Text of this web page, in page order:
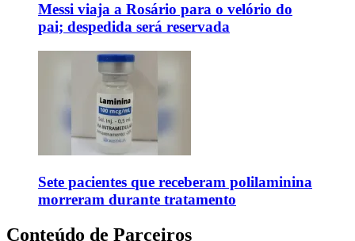
Messi viaja a Rosário para o velório do
pai; despedida será reservada
Sete pacientes que receberam polilaminina
morreram durante tratamento
Conteúdo de Parceiros